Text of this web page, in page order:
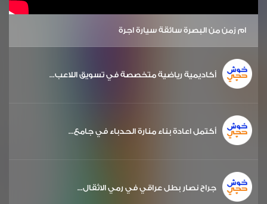
ام زمن من البصرة سائقة سيارة اجرة
أكاديمية رياضية متخصصة في تسويق اللاعب...
أكتمل اعادة بناء منارة الحدباء في جامع...
جراح نصار بطل عراقي في رمي الاثقال...